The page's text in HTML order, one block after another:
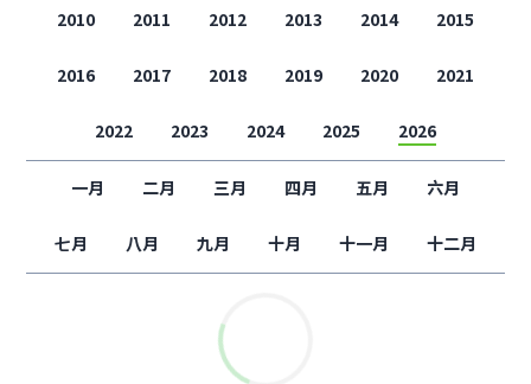
2010 2011 2012 2013 2014 2015
2016 2017 2018 2019 2020 2021
2022 2023 2024 2025 2026
一月 二月 三月 四月 五月 六月
七月 八月 九月 十月 十一月 十二月